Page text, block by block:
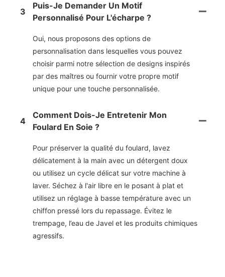
3
Puis-Je Demander Un Motif
Personnalisé Pour L'écharpe ?
Oui, nous proposons des options de
personnalisation dans lesquelles vous pouvez
choisir parmi notre sélection de designs inspirés
par des maîtres ou fournir votre propre motif
unique pour une touche personnalisée.
4
Comment Dois-Je Entretenir Mon
Foulard En Soie ?
Pour préserver la qualité du foulard, lavez
délicatement à la main avec un détergent doux
ou utilisez un cycle délicat sur votre machine à
laver. Séchez à l'air libre en le posant à plat et
utilisez un réglage à basse température avec un
chiffon pressé lors du repassage. Évitez le
trempage, l’eau de Javel et les produits chimiques
agressifs.